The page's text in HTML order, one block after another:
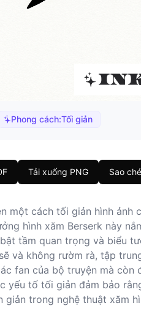
Phong cách:Tối giản
Tải xuống PNG Sao
một cách tối giản hình
hình xăm Berserk này
tầm quan trọng và biểu
và không rườm rà, tập
fan của bộ truyện mà
yếu tố tối giản đảm bảo
giản trong nghệ thuật xăm